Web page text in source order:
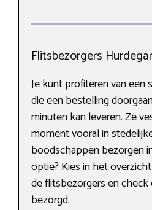
Flitsbezorgers
Je kunt profiteren van een
die een bestelling
minuten kan leveren. Ze
moment vooral in
boodschappen bezorgen
optie? Kies in het
de flitsbezorgers en
bezorgd.